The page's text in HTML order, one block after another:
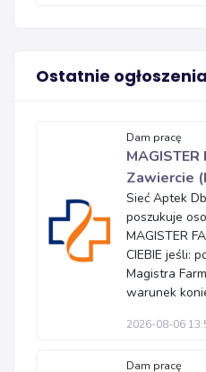
Ostatnie ogłoszenia
Dam pracę
MAGISTER
Zawiercie
Sieć Aptek
poszukuje
MAGISTER
CIEBIE jeśli:
Magistra
warunek
2026-08-06
Dam pracę